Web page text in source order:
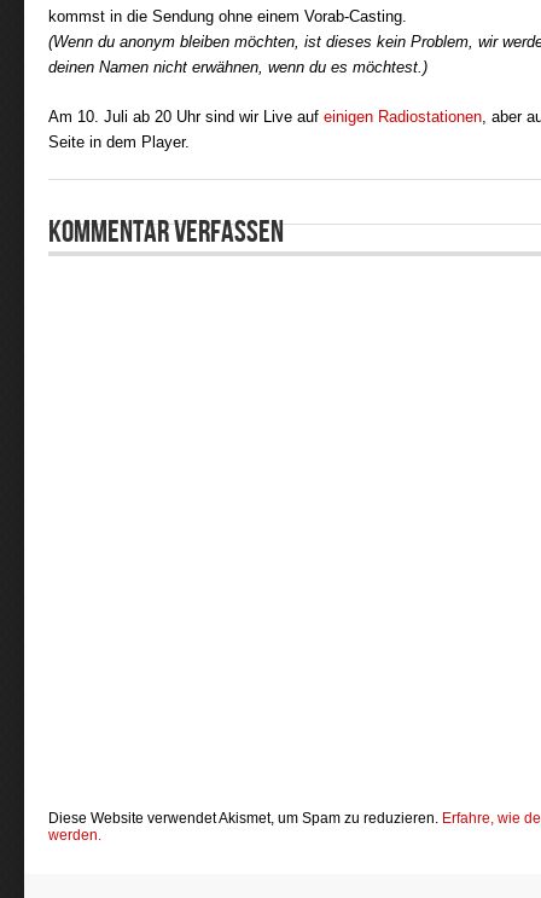
kommst in die Sendung ohne einem Vorab-Casting.
(Wenn du anonym bleiben möchten, ist dieses kein Problem, wir
deinen Namen nicht erwähnen, wenn du es möchtest.)
Am 10. Juli ab 20 Uhr sind wir Live auf einigen Radiostationen, aber
Seite in dem Player.
Kommentar verfassen
Diese Website verwendet Akismet, um Spam zu reduzieren. Erfahre, wie
werden.